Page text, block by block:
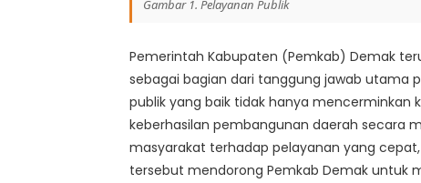
Gambar 1. Pelayanan Publik
Pemerintah Kabupaten (Pemkab) Demak
sebagai bagian dari tanggung jawab utama
publik yang baik tidak hanya mencerminkan
keberhasilan pembangunan daerah secara
masyarakat terhadap pelayanan yang
tersebut mendorong Pemkab Demak untuk